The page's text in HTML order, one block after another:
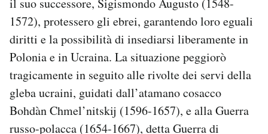
il suo successore, Sigismondo Augusto (1548-
1572), protessero gli ebrei, garantendo loro eguali
diritti e la possibilità di insediarsi liberamente in
Polonia e in Ucraina. La situazione peggiorò
tragicamente in seguito alle rivolte dei servi della
gleba ucraini, guidati dall’atamano cosacco
Bohdàn Chmel’nitskij (1596-1657), e alla Guerra
russo-polacca (1654-1667), detta Guerra di